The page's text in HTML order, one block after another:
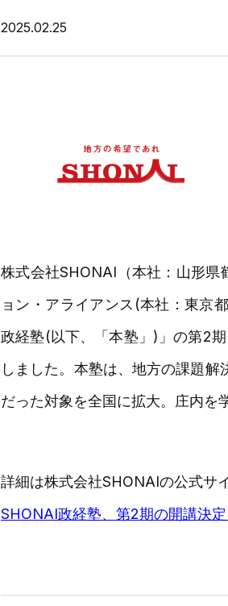
2025.02.25
株式会社SHONAI（本社：山形県
ョン・アライアンス(本社：東京
政経塾(以下、「本塾」)」の第2
しました。本塾は、地方の課題
だった対象を全国に拡大。庄内を
詳細は株式会社SHONAIの公式サ
SHONAI政経塾、第2期の開講決